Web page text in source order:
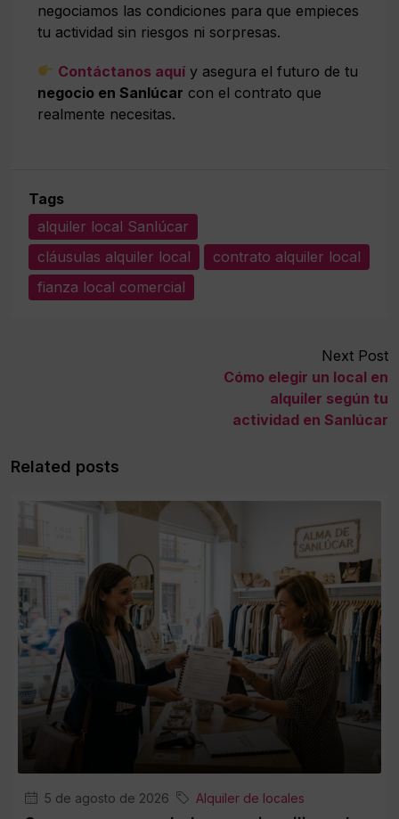
negociamos las condiciones para que empieces
tu actividad sin riesgos ni sorpresas.
Contáctanos aquí y asegura el futuro de tu
negocio en Sanlúcar con el contrato que
realmente necesitas.
Tags
alquiler local Sanlúcar
cláusulas alquiler local
contrato alquiler local
fianza local comercial
Next Post
Cómo elegir un local en
alquiler según tu
actividad en Sanlúcar
Related posts
5 de agosto de 2026 Alquiler de locales